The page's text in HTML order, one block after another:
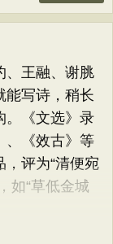
王融、谢脁
能写诗，稍长
。《文选》录
、《效古》等
评为“清便宛
如“草低金城